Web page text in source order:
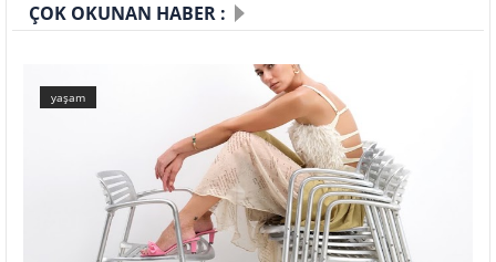
ÇOK OKUNAN HABER :
yaşam